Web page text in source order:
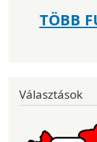
TÖBB
Választások